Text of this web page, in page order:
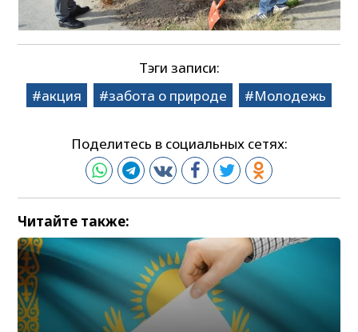
Тэги записи:
акция
забота о природе Молодежь
Поделитесь в социальных сетях:
Читайте также: